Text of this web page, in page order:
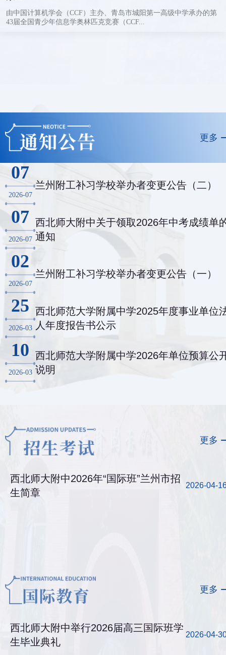
由中国计算机学会（CCF）主办、青岛市城阳第一高级中学承办的第
43届全国青少年信息学奥林匹克竞赛（CCF...
更多
07
2026-07
兰州附工补习学校举办者变更公告（二）
07
2026-07
西北师大附中关于领取2026年中考成绩单
通知
02
2026-07
兰州附工补习学校举办者变更公告（一）
25
2026-03
西北师范大学附属中学2025年度事业单位
人年度报告书公示
10
2026-03
西北师范大学附属中学2026年单位预算公
说明
更多
西北师大附中2026年“国际班”兰州市招
生简章
2026-04-
更多
西北师大附中举行2026届高三国际班学
生毕业典礼
2026-04-